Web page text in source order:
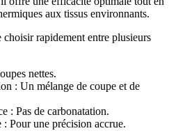
aux tissus environnants.
rapidement entre plusieurs
nettes.
: Un mélange de coupe et de
: Pas de carbonatation.
Pour une précision accrue.